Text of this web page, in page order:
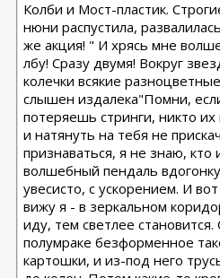
Колби и Мост-пластик.
нюни распустила,
же акция! " И хрясь мне
лбу! Сразу двумя! Вокруг
колечки всякие
слышен издалека"Помни,
потеряешь стринги, никто
и натянуть на тебя не
признаваться, я не знаю,
волшебный пендаль
увесисто, с ускорением. И
вижу я - в зеркальном
иду, тем светлее
полумраке безформенное
картошки, и из-под него